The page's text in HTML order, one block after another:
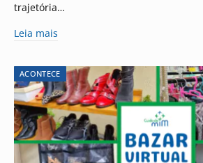
trajetória…
Leia mais
ACONTECE